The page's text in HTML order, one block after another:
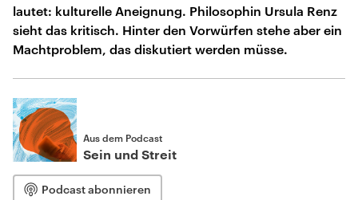
lautet: kulturelle Aneignung. Philosophin Ursula Renz
sieht das kritisch. Hinter den Vorwürfen stehe aber ein
Machtproblem, das diskutiert werden müsse.
Aus dem Podcast
Sein und Streit
Podcast abonnieren